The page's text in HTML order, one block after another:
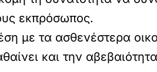
εκπρόσωπος.
με τα ασθενέστερα
και την